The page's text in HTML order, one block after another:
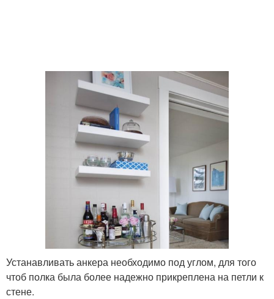
Устанавливать анкера необходимо под углом, для того
чтоб полка была более надежно прикреплена на петли к
стене.